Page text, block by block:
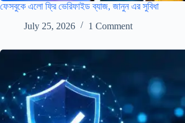
ফেসবুকে এলো ফ্রি ভেরিফাইড ব্যাজ, জানুন এর সুবিধা
July 25, 2026
1 Comment